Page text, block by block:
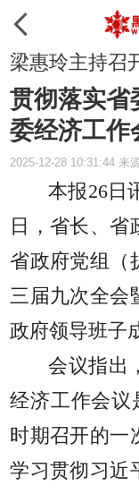
梁惠玲主持召
贯彻落实省
委经济工作
2025-12-28 10:31:44 来
本报26日
日，省长、省
省政府党组（
三届九次全会
政府领导班子
会议指出
经济工作会议
时期召开的一
学习贯彻习近